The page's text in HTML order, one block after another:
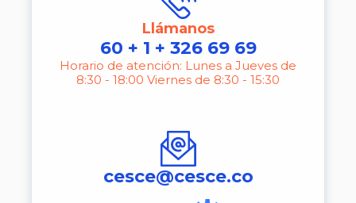
Llámanos
60 + 1 + 326 69 69
Horario de atención: Lunes a Jueves de
8:30 - 18:00 Viernes de 8:30 - 15:30
cesce@cesce.co